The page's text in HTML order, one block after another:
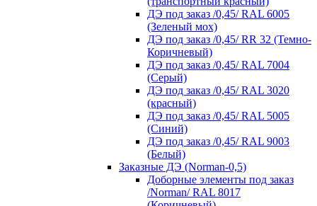
ДЭ под заказ /0,45/ RAL 6005
(Зеленый мох)
ДЭ под заказ /0,45/ RR 32 (Темно-
Коричневый)
ДЭ под заказ /0,45/ RAL 7004
(Серый)
ДЭ под заказ /0,45/ RAL 3020
(красный)
ДЭ под заказ /0,45/ RAL 5005
(Синий)
ДЭ под заказ /0,45/ RAL 9003
(Белый)
Заказные ДЭ (Norman-0,5)
Доборные элементы под заказ
/Norman/ RAL 8017